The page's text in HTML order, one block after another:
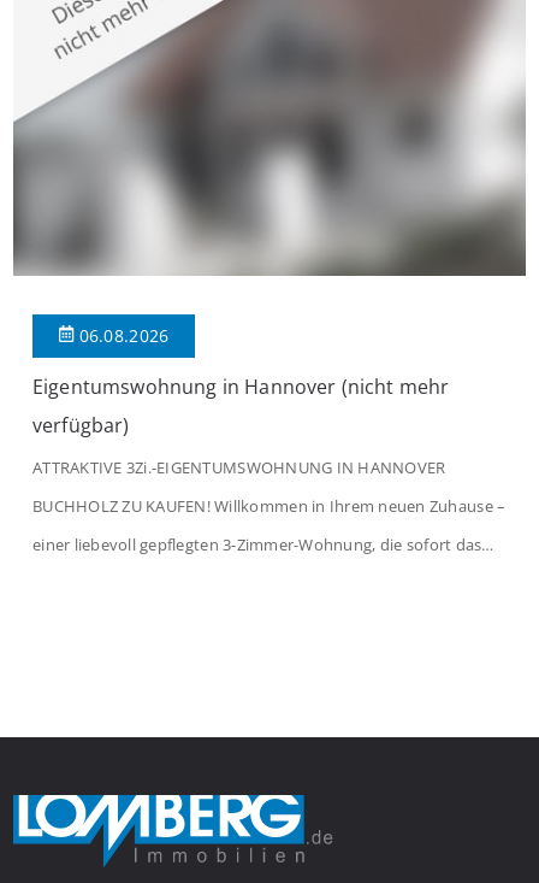
verbindet. Der […]
06.08.2026
Eigentumswohnung in Hannover (nicht mehr
verfügbar)
ATTRAKTIVE 3Zi.-EIGENTUMSWOHNUNG IN HANNOVER
BUCHHOLZ ZU KAUFEN! Willkommen in Ihrem neuen Zuhause –
einer liebevoll gepflegten 3-Zimmer-Wohnung, die sofort das